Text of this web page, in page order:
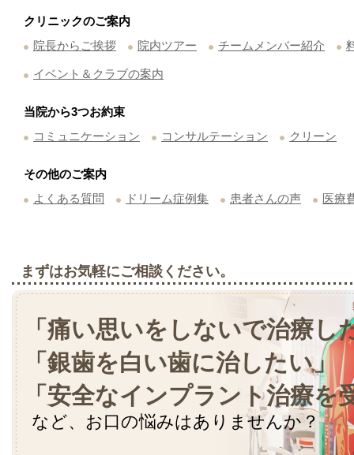
クリニックのご案内
院長からご挨拶
院内ツアー チームメンバー紹介
イベント＆クラブの案内
当院から3つお約束
コミュニケーション
コンサルテーション クリーン
その他のご案内
よくある質問
ドリーム症例集 患者さんの声 医療
まずはお気軽にご相談ください。
「痛い思いをしないで治療し
「銀歯を白い歯に治したい」
「安全なインプラント治療を
など、お口の悩みはありませんか？